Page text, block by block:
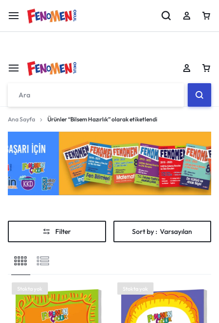
Fenomen 8 MEB Örnek Sorular Kitabı Çıktı!! İncele
Sepetiniz boş
Don't miss out on great deals! Start shopping or
Sign in to view products added.
Shop What's New
Shop What's New
Ana Sayfa Ürünler “Bilsem Hazırlık” olarak etiketlendi
Filter Sort by : Varsayılan
Stokta yok Stokta yok